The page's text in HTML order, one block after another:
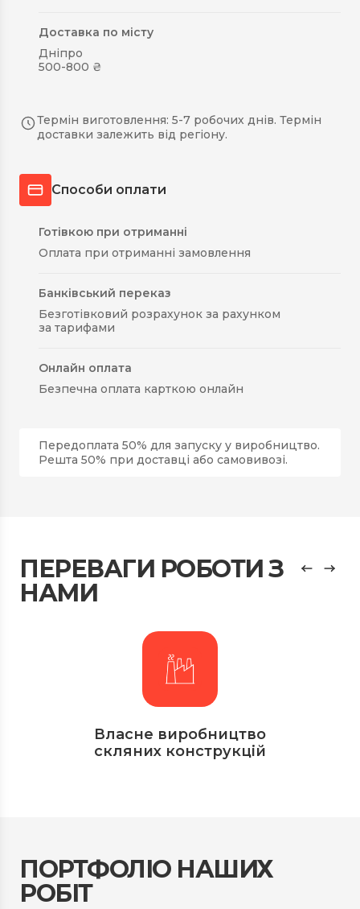
Доставка по місту
Дніпро
500-800 ₴
Термін виготовлення: 5-7 робочих днів. Термін
доставки залежить від регіону.
Способи оплати
Готівкою при отриманні
Оплата при отриманні замовлення
Банківський переказ
Безготівковий розрахунок за рахунком
за тарифами
Онлайн оплата
Безпечна оплата карткою онлайн
Передоплата 50% для запуску у виробництво.
Решта 50% при доставці або самовивозі.
ПЕРЕВАГИ РОБОТИ З
НАМИ
Власне виробництво
скляних конструкцій
ПОРТФОЛІО НАШИХ
РОБІТ